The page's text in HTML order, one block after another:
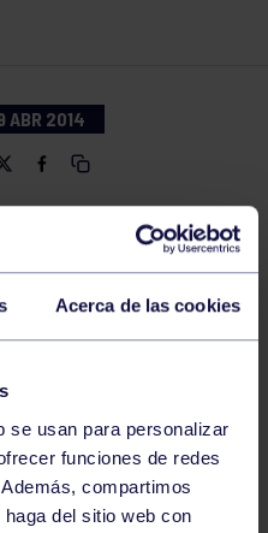
Acerca de las cookies
se usan para personalizar
funciones de redes
compartimos
del sitio web con
ABR 2014